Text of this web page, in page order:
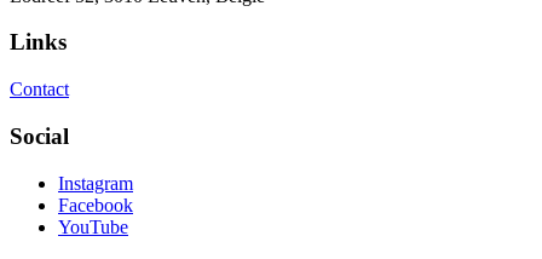
Links
Contact
Social
Instagram
Facebook
YouTube